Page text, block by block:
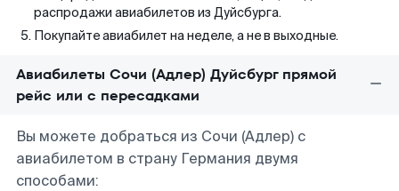
распродажи авиабилетов из Дуйсбурга.
Покупайте авиабилет на неделе, а не в выходные.
Авиабилеты Сочи (Адлер) Дуйсбург прямой
рейс или с пересадками
Вы можете добраться из Сочи (Адлер) с
авиабилетом в страну Германия двумя
способами: